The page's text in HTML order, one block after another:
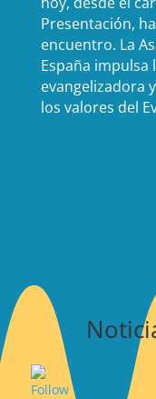
Presentación,
encuentro. La
España impulsa
evangelizadora
los valores del